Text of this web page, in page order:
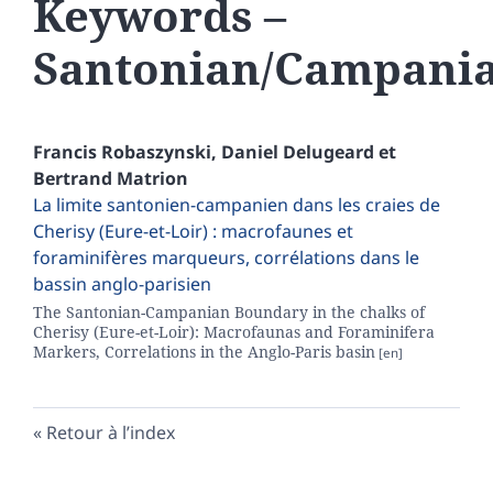
Keywords –
Santonian/
Francis Robaszynski, Daniel Delugeard et
Bertrand Matrion
La limite santonien-campanien dans les craies de
Cherisy (Eure-et-Loir) : macrofaunes et
foraminifères marqueurs, corrélations dans le
bassin anglo-parisien
The Santonian-Campanian Boundary in the chalks of
Cherisy (Eure-et-Loir): Macrofaunas and Foraminifera
Markers, Correlations in the Anglo-Paris basin
Retour à l’index